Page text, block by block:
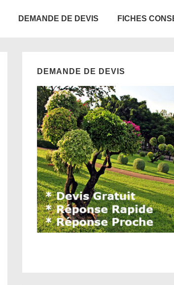
DEMANDE DE DEVIS FICHES
DEMANDE DE DEVIS